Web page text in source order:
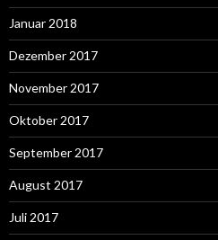
Januar 2018
Dezember 2017
November 2017
Oktober 2017
September 2017
August 2017
Juli 2017